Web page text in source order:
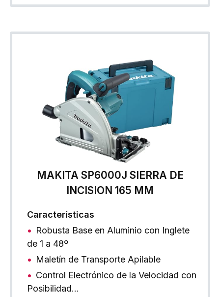
MAKITA SP6000J SIERRA DE
INCISION 165 MM
Características
Robusta Base en Aluminio con Inglete
de 1 a 48º
Maletín de Transporte Apilable
Control Electrónico de la Velocidad con
Posibilidad…